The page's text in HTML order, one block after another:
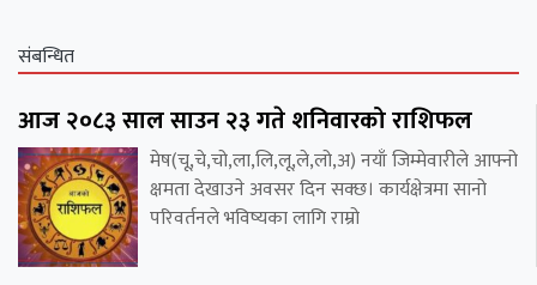
संबन्धित
आज २०८३ साल साउन २३ गते शनिवारको राशिफल
मेष(चू,चे,चो,ला,लि,लू,ले,लो,अ) नयाँ जिम्मेवारीले आफ्नो
क्षमता देखाउने अवसर दिन सक्छ। कार्यक्षेत्रमा सानो
परिवर्तनले भविष्यका लागि राम्रो